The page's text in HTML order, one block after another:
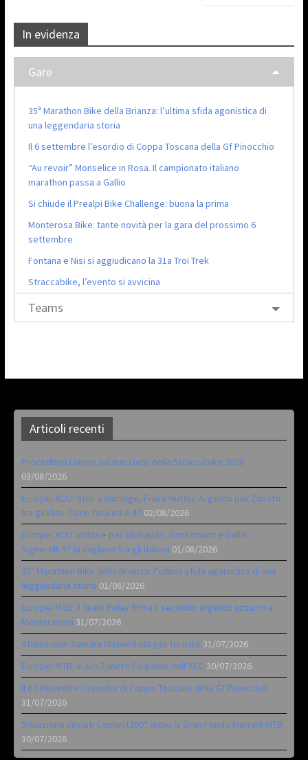
In evidenza
Gare
35ª Marathon Bike della Brianza: l’ultima sfida agonistica di
una leggendaria storia
Il 6 settembre l’esordio di Coppa Toscana della Gf Pinocchio
“Au revoir” Monselice in Rosa. Il campionato italiano
marathon passa a Gallio
Si chiude il Prealpi Bike Challenge: buona la prima
Monterosa Bike: tante novità per la gara del prossimo 6
settembre
Fontana e Nisi si aggiudicano la 31a Troi Trek
Straccabike, l’evento si avvicina
Teams
Articoli recenti
Procedono i lavori sul tracciato della Straccabike 2026
03/08/2026
Europei XCO: titoli a Aldridge, Frei e Hutter. Argento per Zanotti
tra gli Elite. Corvi fora ed è 4^ 02/08/2026
Europei XCO: vittorie per Ghibaudo, Grossmann e Gallis.
Signorelli 5^ la migliore tra gli italiani 01/08/2026
35ª Marathon Bike della Brianza: l’ultima sfida agonistica di una
leggendaria storia 01/08/2026
Europei MTB: il Team Relay firma il secondo argento azzurro a
Monteceneri 31/07/2026
Attenzione: Samara Maxwell sta per tornare 31/07/2026
Europei MTB: a Juri Zanotti l’argento nell’XCC 30/07/2026
Il 6 settembre l’esordio di Coppa Toscana della Gf Pinocchio
31/07/2026
Situazione circuiti Contest360° dopo la Gran Fondo Marradi MTB
30/07/2026